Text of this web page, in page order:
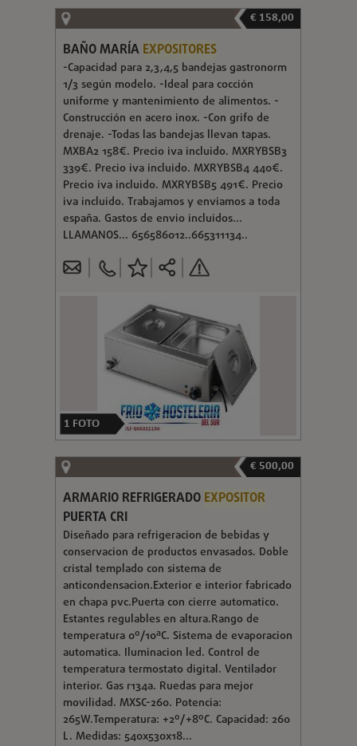
€ 158,00
BAÑO MARÍA EXPOSITORES
-Capacidad para 2,3,4,5 bandejas gastronorm
1/3 según modelo. -Ideal para cocción
uniforme y mantenimiento de alimentos. -
Construcción en acero inox. -Con grifo de
drenaje. -Todas las bandejas llevan tapas.
MXBA2 158€. Precio iva incluido. MXRYBSB3
339€. Precio iva incluido. MXRYBSB4 440€.
Precio iva incluido. MXRYBSB5 491€. Precio
iva incluido. Trabajamos y enviamos a toda
españa. Gastos de envio incluidos...
LLAMANOS... 656586012..665311134..
1 FOTO
€ 500,00
ARMARIO REFRIGERADO EXPOSITOR
PUERTA CRI
Diseñado para refrigeracion de bebidas y
conservacion de productos envasados. Doble
cristal templado con sistema de
anticondensacion.Exterior e interior fabricado
en chapa pvc.Puerta con cierre automatico.
Estantes regulables en altura.Rango de
temperatura 0º/10ªC. Sistema de evaporacion
automatica. Iluminacion led. Control de
temperatura termostato digital. Ventilador
interior. Gas r134a. Ruedas para mejor
movilidad. MXSC-260. Potencia:
265W.Temperatura: +2º/+8ºC. Capacidad: 260
L. Medidas: 540x530x18...